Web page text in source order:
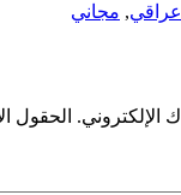
عراقي, مجاني
الإلكتروني. الحقول